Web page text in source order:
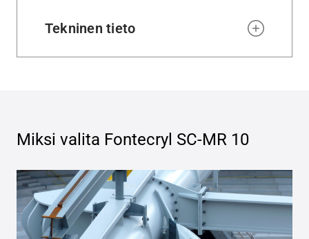
Tekninen tieto
Miksi valita Fontecryl SC-MR 10